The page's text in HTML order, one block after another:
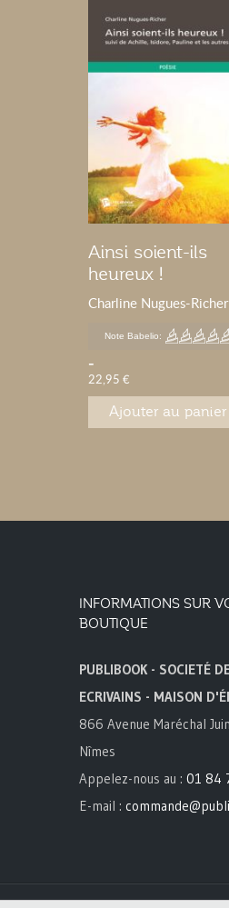
Ainsi soient-ils
heureux !
Charline Nugues-Richer
Note Babelio:
-
22,95 €
Ajouter au panier
INFORMATIONS SUR
BOUTIQUE
PUBLIBOOK - SOCIETÉ
ECRIVAINS - MAISON
866 Avenue Maréchal
Nîmes
Appelez-nous au : 01 84
E-mail :